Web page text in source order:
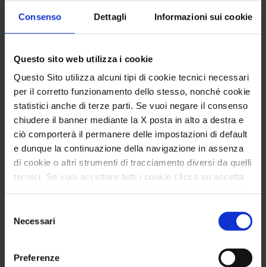
Consenso Dettagli Informazioni sui cookie
Questo sito web utilizza i cookie
Questo Sito utilizza alcuni tipi di cookie tecnici necessari
per il corretto funzionamento dello stesso, nonché cookie
statistici anche di terze parti. Se vuoi negare il consenso
chiudere il banner mediante la X posta in alto a destra e
ciò comporterà il permanere delle impostazioni di default
e dunque la continuazione della navigazione in assenza
di cookie o altri strumenti di tracciamento diversi da quelli
tecnici. Se vuoi accettare tutti i cookie clicca su accetta
più consulta la
delNecessari
Preferenze
CHI SONO
Sono psicologa psicoterapeuta
psicoanalitica dell’età evolutiva. Lavoro per
aiutare le persone a individuare un
ritrovare equilibrio mentale, emotivo, sociale